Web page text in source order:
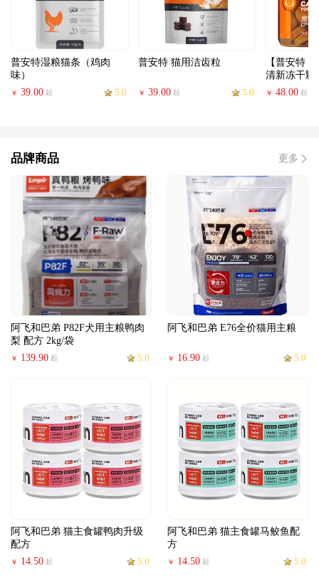
普安特湿粮猫条（鸡肉
味）
￥ 39.00 起 5.0
普安特 猫用洁齿粒
￥ 39.00 起 5.0
【普安特
清新冻干颗
￥ 48.00 起
品牌商品 更多
阿飞和巴弟 P82F犬用主粮鸭肉
梨 配方 2kg/袋
￥ 139.90 起 5.0
阿飞和巴弟 E76全价猫用主粮
￥ 16.90 起 5.0
阿飞和巴弟 猫主食罐鸭肉升级
配方
￥ 14.50 起 5.0
阿飞和巴弟 猫主食罐马鲛鱼配
方
￥ 14.50 起 5.0